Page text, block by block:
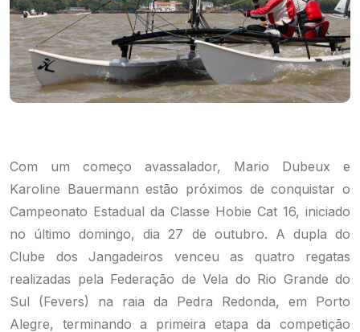
Com um começo avassalador, Mario Dubeux e
Karoline Bauermann estão próximos de conquistar o
Campeonato Estadual da Classe Hobie Cat 16, iniciado
no último domingo, dia 27 de outubro. A dupla do
Clube dos Jangadeiros venceu as quatro regatas
realizadas pela Federação de Vela do Rio Grande do
Sul (Fevers) na raia da Pedra Redonda, em Porto
Alegre, terminando a primeira etapa da competição